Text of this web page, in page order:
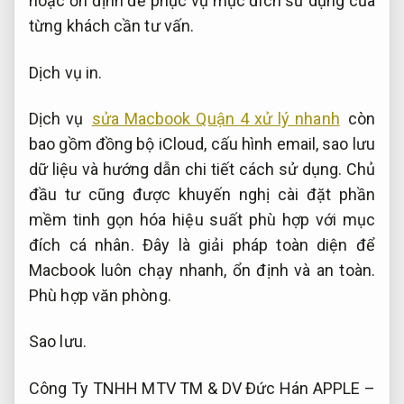
từng khách cần tư vấn.
Dịch vụ in.
Dịch vụ sửa Macbook Quận 4 xử lý nhanh còn
bao gồm đồng bộ iCloud, cấu hình email, sao lưu
dữ liệu và hướng dẫn chi tiết cách sử dụng. Chủ
đầu tư cũng được khuyến nghị cài đặt phần
mềm tinh gọn hóa hiệu suất phù hợp với mục
đích cá nhân. Đây là giải pháp toàn diện để
Macbook luôn chạy nhanh, ổn định và an toàn.
Phù hợp văn phòng.
Sao lưu.
Công Ty TNHH MTV TM & DV Đức Hán APPLE –